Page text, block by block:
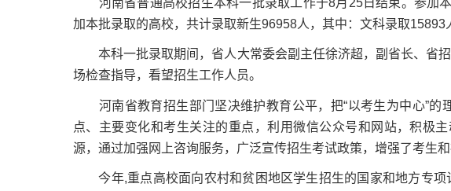
河南省普通高校招生本科一批录取工作于8月25日结束。参加本
加本批录取的高校，共计录取新生96958人，其中：文科录取15893
本科一批录取期间，省人大常委会副主任徐济超，副省长、省
场检查指导，看望招生工作人员。
河南省教育招生部门坚决维护教育公平，把“以考生为中心”的
点、主要变化和考生关注的重点，利用微信公众号和网站，积极
源，通过加强网上咨询服务，广泛宣传招生考试政策，增强了考生和
今年,重点高校面向农村和贫困地区学生招生的国家和地方专项